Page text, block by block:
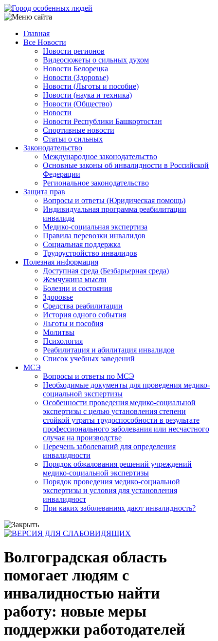
Перейти
к
содержанию
Main
navigation
Главная
Все Новости
Новости регионов
Видеосюжеты о сильных духом
Новости Белорецка
Новости (Здоровье)
Новости (Льготы и пособие)
Новости (наука и техника)
Новости (Общество)
Новости
Новости Республики Башкортостан
Спортивные новости
Статьи о сильных
Законодательство
Международное законодательство
Основные законы об инвалидности в Российской
Федерации
Региональное законодательство
Защита прав
Вопросы и ответы (Юридическая помощь)
Индивидуальная программа реабилитации
инвалида
Медико-социальная экспертиза
Правила перевозки инвалидов
Социальная поддержка
Трудоустройство инвалидов
Полезная информация
Доступная среда (Безбарьерная среда)
Жемчужина мысли
Болезни и состояния
Здоровье
Средства реабилитации
История одного события
Льготы и пособия
Молитвы
Психология
Реабилитация и абилитация инвалидов
Список учебных заведений
МСЭ
Вопросы и ответы по МСЭ
Необходимые документы для проведения медико-
социальной экспертизы
Особенности проведения медико-социальной
экспертизы с целью установления степени
стойкой утраты трудоспособности в результате
профессионального заболевания или несчастного
случая на производстве
Перечень заболеваний для определения
инвалидности
Порядок обжалования решений учреждений
медико-социальной экспертизы
Порядок проведения медико-социальной
экспертизы и условия для установления
инвалидност
При каких заболеваниях дают инвалидность?
Волгоградская область
помогает людям с
инвалидностью найти
работу: новые меры
поддержки работодателей